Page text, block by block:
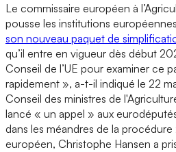
Le commissaire européen à
pousse les institutions
son nouveau paquet de
qu’il entre en vigueur dès début
Conseil de l’UE pour examiner ce
rapidement », a-t-il indiqué le 22
Conseil des ministres de
lancé « un appel » aux
dans les méandres de la
européen, Christophe Hansen a